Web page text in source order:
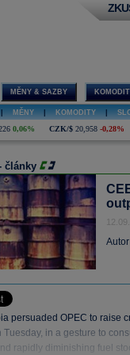
MĚNY & SAZBY
MĚNY KOMODITY
0,06% CZK/$ 20,958 -0,28%
články
persuaded OPEC to raise
Tuesday, in a gesture to
rapidly diminishing fuel